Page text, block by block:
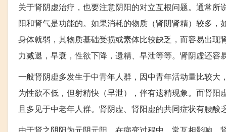
关于肾阴虚治疗，也要注意阴阳的对立互根问题。通常
阳和肾气是功能的。如果消耗的物质（肾阴肾精）较多
身体就弱，其物质基础受损或素体比较缺乏，而容易出
力减退，早衰，性欲下降，遗精、早泄等等。肾阴虚还容
一般肾阴虚多发生于中青年人群，因中青年活动量比较
为性欲不低，但射精快（早泄），伴有遗精现象。而肾
且多见于中老年人群。肾阴虚、肾阳虚的共同症状有腰酸